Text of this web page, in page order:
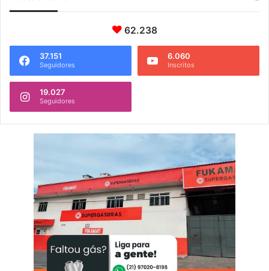
62.238
37.151
Seguidores
6.060
Inscritos
19.027
Seguidores